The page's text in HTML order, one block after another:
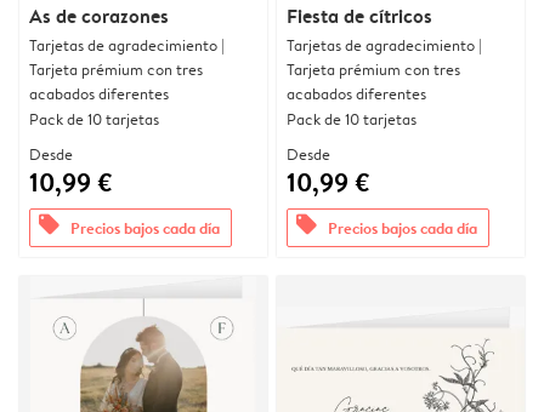
As de corazones
Tarjetas de agradecimiento |
Tarjeta prémium con tres
acabados diferentes
Pack de 10 tarjetas
Desde
10,99 €
offers Precios bajos cada día
Fiesta de cítricos
Tarjetas de agradecimiento |
Tarjeta prémium con tres
acabados diferentes
Pack de 10 tarjetas
Desde
10,99 €
offers Precios bajos cada día